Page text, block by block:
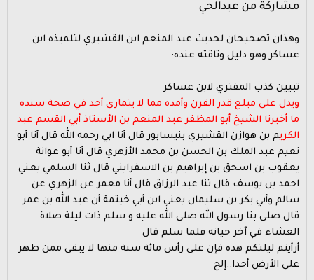
مشاركة من عبدالحي
وهذان تصحيحان لحديث عبد المنعم ابن القشيري لتلميذه ابن
عساكر وهو دليل وثاقته عنده:
تبيين كذب المفتري لابن عساكر
ويدل على مبلغ قدر القرن وأمده مما لا يتمارى أحد في صحة سنده
ما أخبرنا الشيخ أبو المظفر عبد المنعم بن الأستاذ أبي القسم عبد
الكريم بن هوازن القشيري بنيسابور قال أنا ابي رحمه الله قال أنا أبو
نعيم عبد الملك بن الحسن بن محمد الأزهري قال أنا أبو عوانة
يعقوب بن اسحق بن إبراهيم بن الاسفرايني قال ثنا السلمي يعني
احمد بن يوسف قال ثنا عبد الرزاق قال أنا معمر عن الزهري عن
سالم وأبي بكر بن سليمان يعني ابن أبي خيثمة أن عبد الله بن عمر
قال صلى بنا رسول الله صلى الله عليه و سلم ذات ليلة صلاة
العشاء في آخر حياته فلما سلم قال
أرأيتم ليلتكم هذه فإن على رأس مائة سنة منها لا يبقى ممن ظهر
على الأرض أحدا..إلخ